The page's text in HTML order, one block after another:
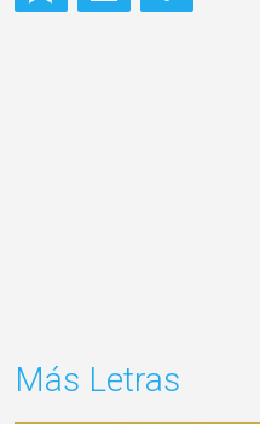
Más Letras